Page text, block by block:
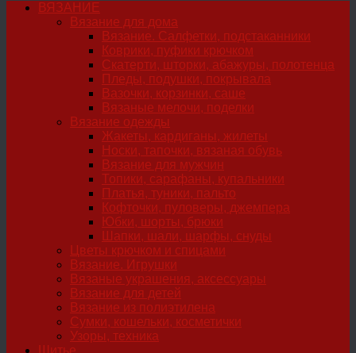
ВЯЗАНИЕ
Вязание для дома
Вязание. Салфетки, подстаканники
Коврики, пуфики крючком
Скатерти, шторки, абажуры, полотенца
Пледы, подушки, покрывала
Вазочки, корзинки, саше
Вязаные мелочи, поделки
Вязание одежды
Жакеты, кардиганы, жилеты
Носки, тапочки, вязаная обувь
Вязание для мужчин
Топики, сарафаны, купальники
Платья, туники, пальто
Кофточки, пуловеры, джемпера
Юбки, шорты, брюки
Шапки, шали, шарфы, снуды
Цветы крючком и спицами
Вязание. Игрушки
Вязаные украшения, аксессуары
Вязание для детей
Вязание из полиэтилена
Сумки, кошельки, косметички
Узоры, техника
Шитье